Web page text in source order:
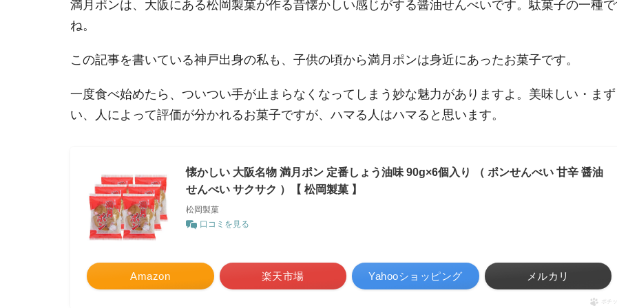
満月ポンは、大阪にある松岡製菓が作る昔懐かしい感じがする醤油せんべいです。駄菓子の一種
ね。
この記事を書いている神戸出身の私も、子供の頃から満月ポンは身近にあったお菓子です。
一度食べ始めたら、ついつい手が止まらなくなってしまう妙な魅力がありますよ。美味しい・まず
い、人によって評価が分かれるお菓子ですが、ハマる人はハマると思います。
懐かしい 大阪名物 満月ポン 定番しょう油味 90g×6個入り （ ポンせんべい 甘辛 醤油
せんべい サクサク ）【 松岡製菓 】
松岡製菓
口コミを見る
Amazon 楽天市場 Yahooショッピング メルカリ
ポチ